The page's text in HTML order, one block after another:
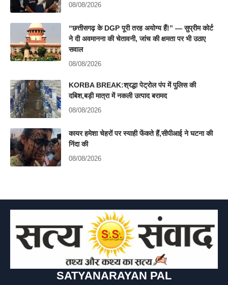
08/08/2026
“छत्तीसगढ़ के DGP पूरी तरह अयोग्य हैं!” — सुप्रीम कोर्ट
ने दी अवमानना की चेतावनी, जांच की क्षमता पर भी उठाए
सवाल
08/08/2026
KORBA BREAK:श्रद्धा पेट्रोल पंप में पुलिस की
दबिश,बड़ी मात्रा में नकली उत्पाद बरामद
08/08/2026
कायर हमेशा चेहरों पर स्याही फेंकते हैं,सीपीआई ने घटना की
निंदा की
08/08/2026
SATYANARAYAN PAL